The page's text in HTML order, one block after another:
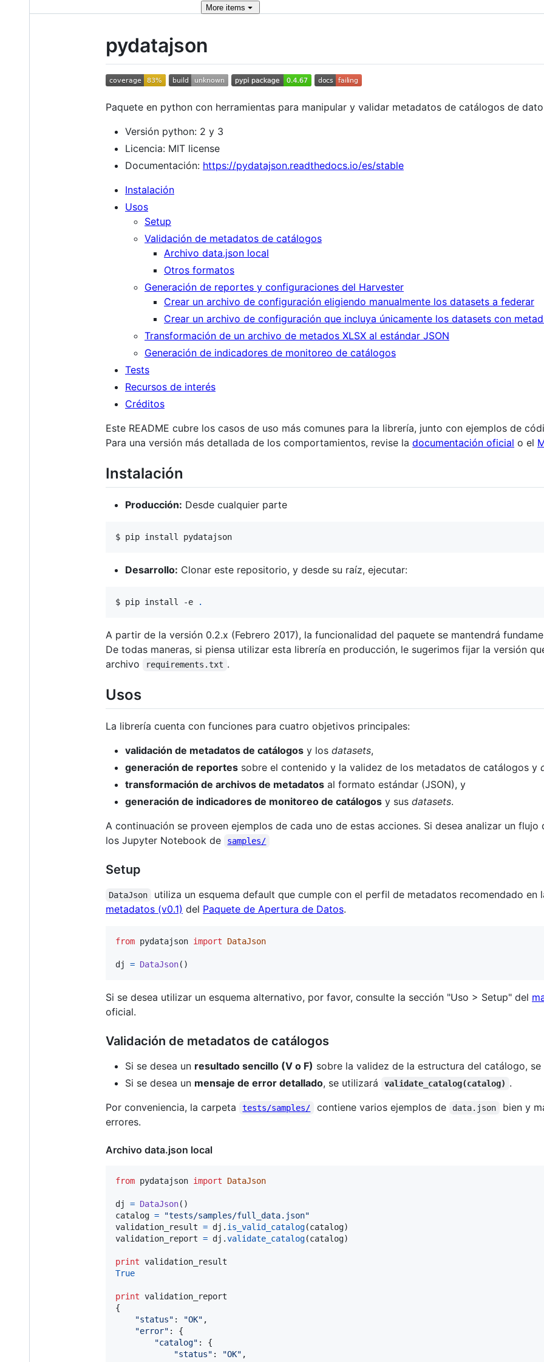
More items
pydatajson
Paquete en python con herramientas para manipular y validar metadatos de catálogos de
Versión python: 2 y 3
Licencia: MIT license
Documentación: https://pydatajson.readthedocs.io/es/stable
Instalación
Usos
Setup
Validación de metadatos de catálogos
Archivo data.json local
Otros formatos
Generación de reportes y configuraciones del Harvester
Crear un archivo de configuración eligiendo manualmente los datasets a federar
Crear un archivo de configuración que incluya únicamente los datasets con
Transformación de un archivo de metados XLSX al estándar JSON
Generación de indicadores de monitoreo de catálogos
Tests
Recursos de interés
Créditos
Este README cubre los casos de uso más comunes para la librería, junto con ejemplos de
Para una versión más detallada de los comportamientos, revise la documentación oficial o el
Instalación
Producción: Desde cualquier parte
$ pip install pydatajson
Desarrollo: Clonar este repositorio, y desde su raíz, ejecutar:
$ pip install -e .
A partir de la versión 0.2.x (Febrero 2017), la funcionalidad del paquete se mantendrá
De todas maneras, si piensa utilizar esta librería en producción, le sugerimos fijar la versión
archivo
requirements.txt .
Usos
La librería cuenta con funciones para cuatro objetivos principales:
validación de metadatos de catálogos y los datasets,
generación de reportes sobre el contenido y la validez de los metadatos de catálogos y
transformación de archivos de metadatos al formato estándar (JSON), y
generación de indicadores de monitoreo de catálogos y sus datasets.
A continuación se proveen ejemplos de cada uno de estas acciones. Si desea analizar un
los Jupyter Notebook de
samples/
Setup
DataJson
utiliza un esquema default que cumple con el perfil de metadatos recomendado en
metadatos (v0.1) del Paquete de Apertura de Datos.
from pydatajson import DataJson
dj = DataJson()
Si se desea utilizar un esquema alternativo, por favor, consulte la sección "Uso > Setup" del
oficial.
Validación de metadatos de catálogos
Si se desea un resultado sencillo (V o F) sobre la validez de la estructura del catálogo,
Si se desea un mensaje de error detallado, se utilizará validate_catalog(catalog) .
Por conveniencia, la carpeta
tests/samples/ contiene varios ejemplos de data.json
bien y
errores.
Archivo data.json local
from pydatajson import DataJson
dj = DataJson
catalog =
"tests/samples/full_data.json"
validation_result = dj . is_valid_catalog(catalog
validation_report = dj .validate_catalog(catalog)
print validation_result
True
print validation_report
{
"status" : "OK" ,
"error" : {
"catalog" : {
"status" : "OK" ,